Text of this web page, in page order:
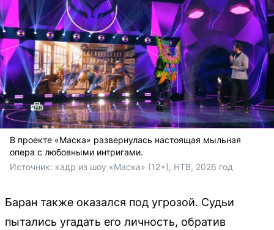
В проекте «Маска» развернулась настоящая мыльная
опера с любовными интригами.
Источник: кадр из шоу «Маска» (12+), НТВ, 2026 год
Баран также оказался под угрозой. Судьи
пытались угадать его личность, обратив